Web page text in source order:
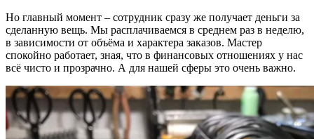
Но главный момент – сотрудник сразу же получает деньги за
сделанную вещь. Мы расплачиваемся в среднем раз в неделю,
в зависимости от объёма и характера заказов. Мастер
спокойно работает, зная, что в финансовых отношениях у нас
всё чисто и прозрачно. А для нашей сферы это очень важно.